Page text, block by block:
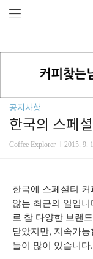
공지사항
한국의 스페
Coffee Explorer 2015. 9.
한국에 스페셜티
않는 최근의 일입
로 참 다양한 브랜
닫았지만, 지속가
들이 많이 있습니다.